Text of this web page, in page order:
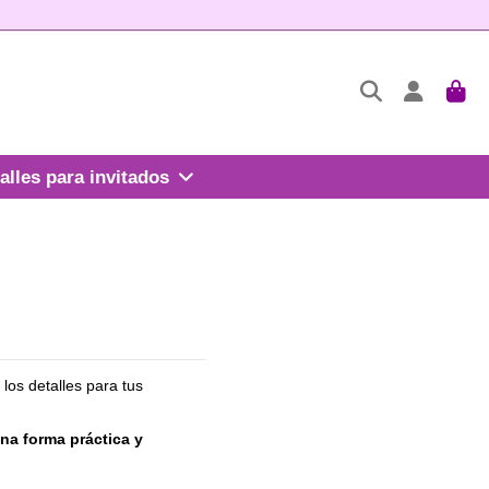
para invitados
detalles para tus
forma práctica y